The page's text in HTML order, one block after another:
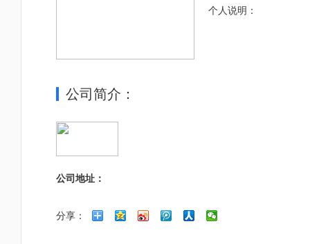
个人说明：
公司简介：
公司地址：
分享：